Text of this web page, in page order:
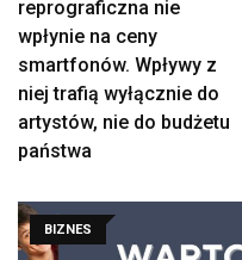
reprograficzna nie
wpłynie na ceny
smartfonów. Wpływy z
niej trafią wyłącznie do
artystów, nie do budżetu
państwa
BIZNES